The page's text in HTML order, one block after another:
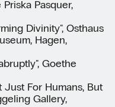
Pasquer,
Divinity", Osthaus
Hagen,
Goethe
For Humans, But
Gallery,